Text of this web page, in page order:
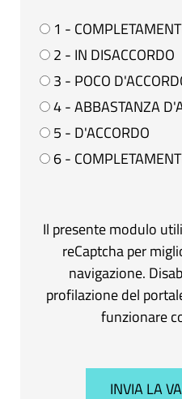
1 -
2 - IN DISACCORDO
3 - POCO
4 - ABBASTANZA
5 - D'ACCORDO
6 -
Il presente modulo
reCaptcha per
navigazione.
profilazione del
funzionare